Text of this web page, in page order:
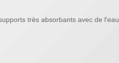
très absorbants avec de l'eau.